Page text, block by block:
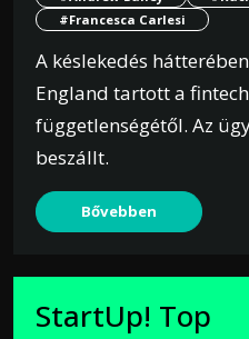
#Francesca Carlesi
A késlekedés
England tartott a
függetlenségétől. Az
beszállt.
Bővebben
StartUp! Top